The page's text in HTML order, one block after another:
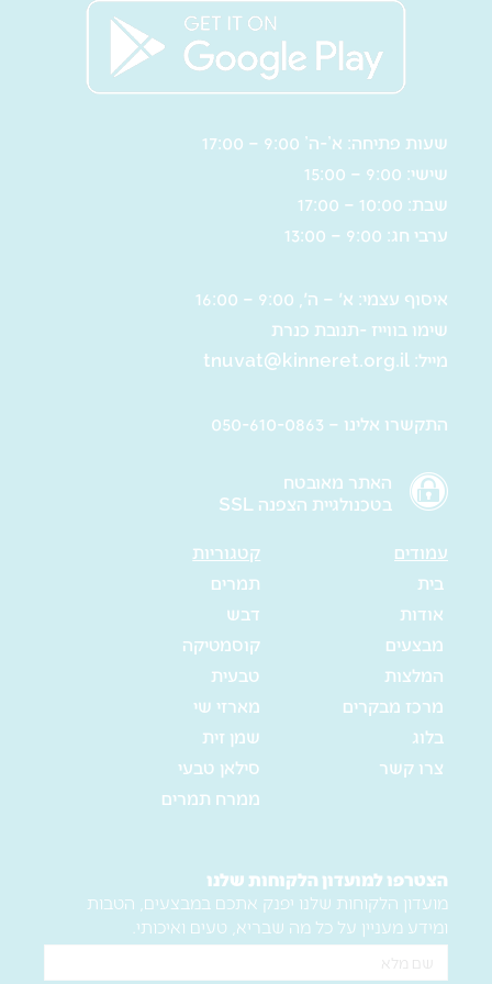
שעות פתיחה: א’-ה’ 9:00 – 17:00
שישי: 9:00 – 15:00
שבת: 10:00 – 17:00
ערבי חג: 9:00 – 13:00
איסוף עצמי: א' – ה', 9:00 – 16:00
שימו בווייז -תנובת כנרת
מייל: tnuvat@kinneret.org.il
התקשרו אלינו – 050-610-0863
האתר מאובטח
בטכנולגיית הצפנה SSL
עמודים
בית
אודות
מבצעים
המלצות
מרכז מבקרים
בלוג
צרו קשר
קטגוריות
תמרים
דבש
קוסמטיקה
טבעית
מארזי שי
שמן זית
סילאן טבעי
ממרח תמרים
הצטרפו למועדון הלקוחות שלנו
מועדון הלקוחות שלנו יפנק אתכם במבצעים, הטבות
ומידע מעניין על כל מה שבריא, טעים ואיכותי.
שם